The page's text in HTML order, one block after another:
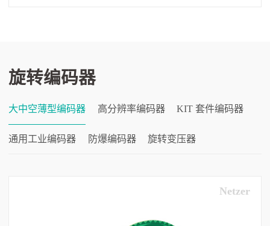
旋转编码器
大中空薄型编码器 高分辨率编码器 KIT 套件编码器
通用工业编码器 防爆编码器 旋转变压器
Netzer